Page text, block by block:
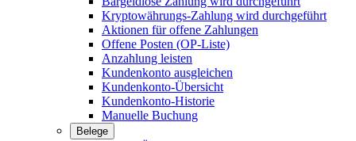
Kryptowährungs-Zahlung wird durchgeführt
Aktionen für offene Zahlungen
Offene Posten (OP-Liste)
Anzahlung leisten
Kundenkonto ausgleichen
Kundenkonto-Übersicht
Kundenkonto-Historie
Manuelle Buchung
Belege